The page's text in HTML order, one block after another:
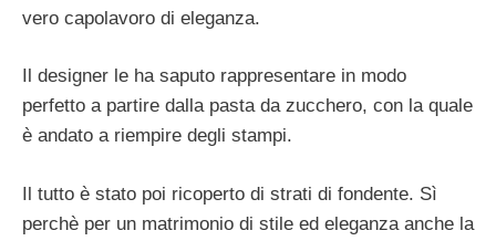
vero capolavoro di eleganza.
Il designer le ha saputo rappresentare in modo
perfetto a partire dalla pasta da zucchero, con la quale
è andato a riempire degli stampi.
Il tutto è stato poi ricoperto di strati di fondente. Sì
perchè per un matrimonio di stile ed eleganza anche la